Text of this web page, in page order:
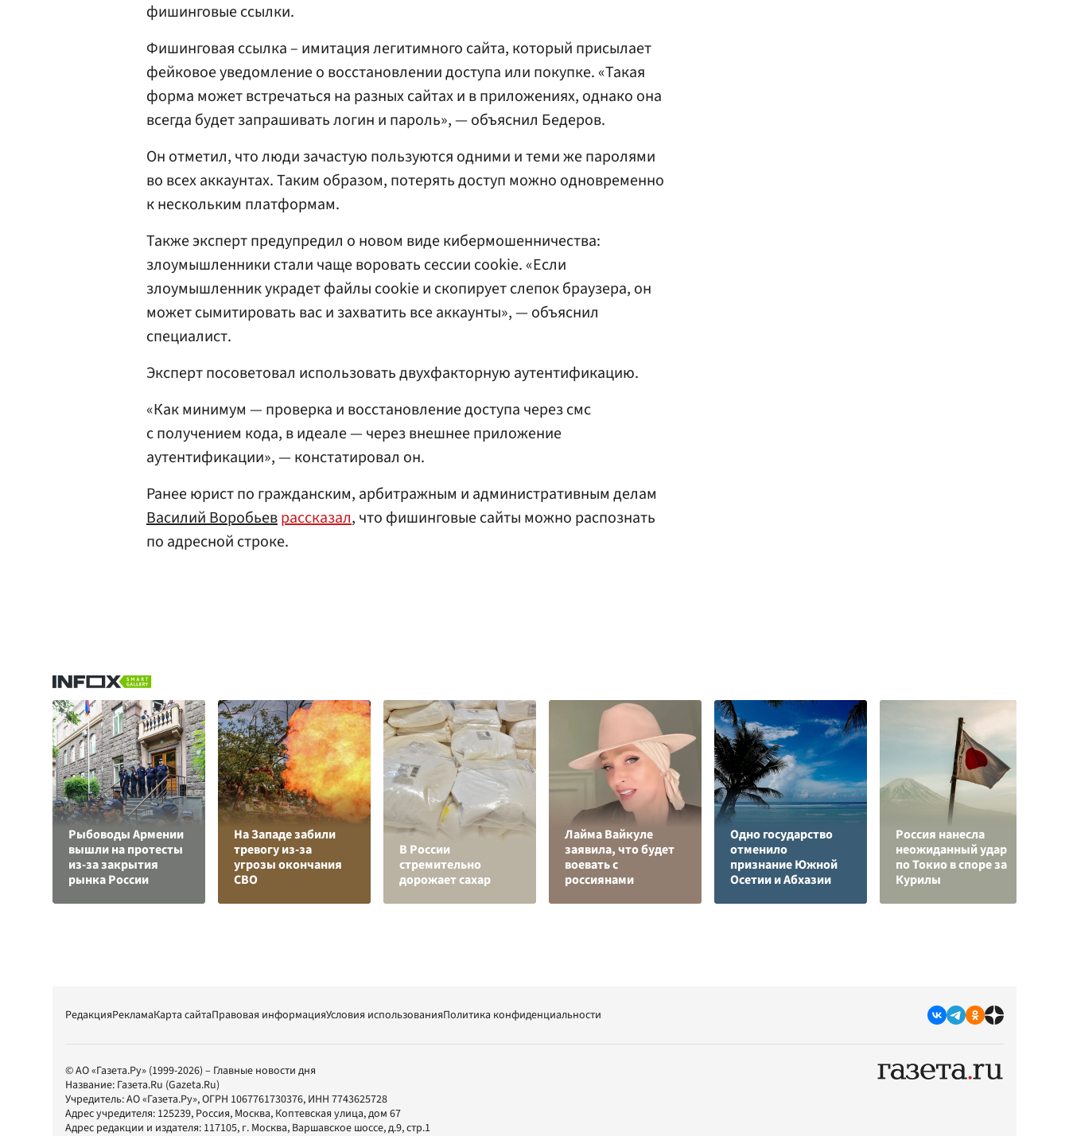
фишинговые ссылки.
Фишинговая ссылка – имитация легитимного сайта, который присылает
фейковое уведомление о восстановлении доступа или покупке. «Такая
форма может встречаться на разных сайтах и в приложениях, однако она
всегда будет запрашивать логин и пароль», — объяснил Бедеров.
Он отметил, что люди зачастую пользуются одними и теми же паролями
во всех аккаунтах. Таким образом, потерять доступ можно одновременно
к нескольким платформам.
Также эксперт предупредил о новом виде кибермошенничества:
злоумышленники стали чаще воровать сессии cookie. «Если
злоумышленник украдет файлы cookie и скопирует слепок браузера, он
может сымитировать вас и захватить все аккаунты», — объяснил
специалист.
Эксперт посоветовал использовать двухфакторную аутентификацию.
«Как минимум — проверка и восстановление доступа через смс
с получением кода, в идеале — через внешнее приложение
аутентификации», — констатировал он.
Ранее юрист по гражданским, арбитражным и административным делам
Василий Воробьеврассказал, что фишинговые сайты можно распознать
по адресной строке.
Рыбоводы Армении
вышли на протесты
из-за закрытия
рынка России
На Западе забили
тревогу из-за
угрозы окончания
СВО
В России
стремительно
дорожает сахар
Лайма Вайкуле
заявила, что будет
воевать с
россиянами
Одно государство
отменило
признание Южной
Осетии и Абхазии
Россия нанесла
неожиданный удар
по Токио в споре за
Курилы
РедакцияРекламаКарта сайтаПравовая информацияУсловия использованияПолитика конфиденциальности
© АО «Газета.Ру» (1999-2026) – Главные новости дня
Название: Газета.Ru (Gazeta.Ru)
Учредитель:АО «Газета.Ру», ОГРН 1067761730376, ИНН 7743625728
Адрес учредителя: 125239, Россия, Москва, Коптевская улица, дом 67
Адрес редакции и издателя: 117105, г. Москва, Варшавское шоссе, д.9, стр.1